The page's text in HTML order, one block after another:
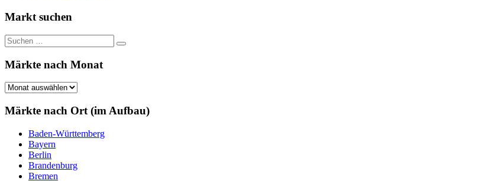
Markt suchen
Suchen
nach:
Suchen
Märkte nach Monat
Märkte
Monat
Märkte nach Ort (im Aufbau)
Baden-Württemberg
Bayern
Berlin
Brandenburg
Bremen